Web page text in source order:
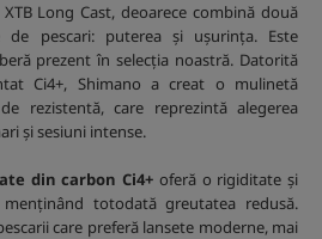
Long Cast, deoarece combină două
de pescari: puterea și ușurința. Este
prezent în selecția noastră. Datorită
Ci4+, Shimano a creat o mulinetă
rezistentă, care reprezintă alegerea
și sesiuni intense.
din carbon Ci4+ oferă o rigiditate și
totodată greutatea redusă.
care preferă lansete moderne, mai